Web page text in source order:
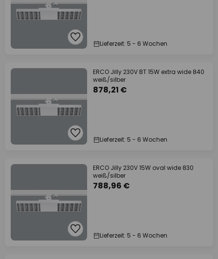
Lieferzeit: 5 - 6 Wochen
ERCO Jilly 230V BT 15W extra wide 840
weiß/silber
878,21 €
Lieferzeit: 5 - 6 Wochen
ERCO Jilly 230V 15W oval wide 830
weiß/silber
788,96 €
Lieferzeit: 5 - 6 Wochen